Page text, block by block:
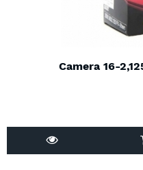
Camera 16-